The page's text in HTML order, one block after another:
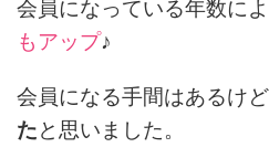
会員になっている年数によ
もアップ♪
会員になる手間はあるけど
たと思いました。